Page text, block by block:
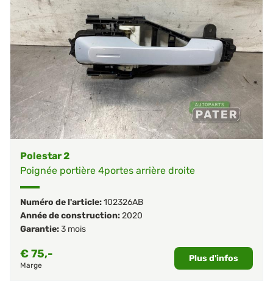
Polestar 2
Poignée portière 4portes arrière droite
Numéro de l'article:102326AB
Année de construction:2020
Garantie:3 mois
€75,-
Marge
Plus d'infos